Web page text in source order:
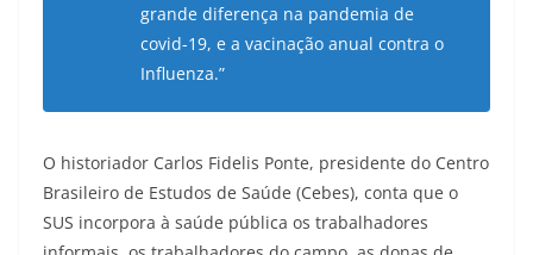
grande diferença na pandemia de
covid-19, e a vacinação anual contra o
Influenza.”
O historiador Carlos Fidelis Ponte, presidente do Centro
Brasileiro de Estudos de Saúde (Cebes), conta que o
SUS incorpora à saúde pública os trabalhadores